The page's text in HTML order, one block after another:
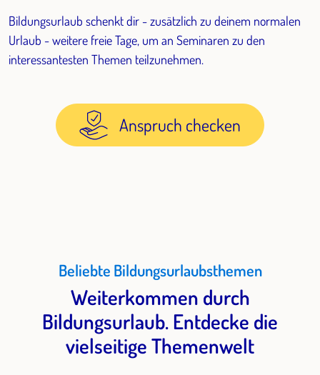
Bildungsurlaub schenkt dir - zusätzlich zu deinem normalen
Urlaub - weitere freie Tage, um an Seminaren zu den
interessantesten Themen teilzunehmen.
Anspruch checken
Beliebte Bildungsurlaubsthemen
Weiterkommen durch
Bildungsurlaub. Entdecke die
vielseitige Themenwelt